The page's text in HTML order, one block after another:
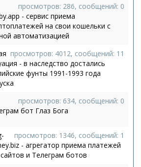
просмотров: 286, сообщений: 0
- сервис приема
на свои кошельки с
автоматизацией
просмотров: 4012, сообщений: 11
- в наследство достались
фунты 1991-1993 года
просмотров: 634, сообщений: 0
бот Глаз Бога
просмотров: 1346, сообщений: 1
- агрегатор приема платежей
и Телеграм ботов